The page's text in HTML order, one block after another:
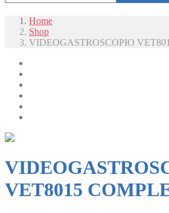
Home
Shop
VIDEOGASTROSCOPIO
VET8015